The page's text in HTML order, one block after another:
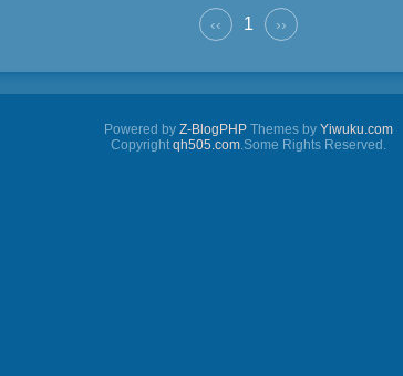
‹‹ 1 ››
Powered by Z-BlogPHPThemes by Yiwuku.com
Copyrightqh505.com.Some Rights Reserved.